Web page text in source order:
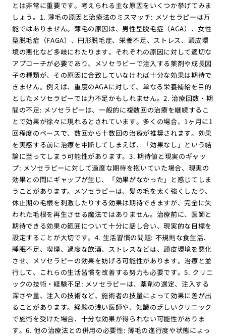
とは非常に重要です。考えられる主な原因をいくつか挙げてみま
しょう。1. 薄毛の原因と治療法のミスマッチ: メソセラピーは万
能ではありません。薄毛の原因は、男性型脱毛症（AGA）、女性
型脱毛症（FAGA）、円形脱毛症、栄養不足、ストレス、頭皮環
境の悪化など多岐にわたります。それぞれの原因に対して適切な
アプローチが必要であり、メソセラピーで注入する薬剤や成長因
子の種類が、その原因に合致していなければ十分な効果は期待で
きません。例えば、重度のAGAに対して、単なる栄養補給を目的
としたメソセラピーでは力不足かもしれません。2. 治療回数・期
間の不足: メソセラピーは、一般的に複数回の治療を継続するこ
とで効果が徐々に現れるとされています。多くの場合、1ヶ月に1
回程度のペースで、数回から十数回の治療が推奨されます。効果
を実感する前に治療を中断してしまえば、「効果なし」という結
論に至ってしまう可能性があります。3. 期待値と現実のギャッ
プ: メソセラピーに対して過度な期待を抱いていた場合、現実の
効果との間にギャップが生じ、「効果がなかった」と感じてしま
うことがあります。メソセラピーは、髪の毛を太く強くしたり、
休止期の毛根を刺激したりする効果は期待できますが、完全に失
われた毛根を再生させる魔法ではありません。治療前に、医師と
期待できる効果の範囲について十分に話し合い、現実的な目標を
設定することが大切です。4. 生活習慣の問題: 不規則な食生活、
睡眠不足、喫煙、過度な飲酒、ストレスなどは、頭皮環境を悪化
させ、メソセラピーの効果を妨げる可能性があります。治療と並
行して、これらの生活習慣を改善する努力も必要です。5. クリニ
ックの技術・経験不足: メソセラピーは、薬剤の選定、注入する
深さや量、注入の技術など、施術者の技量によって効果に差が出
ることがあります。経験の浅い医師や、知識の乏しいクリニック
で施術を受けた場合、十分な効果が得られない可能性がありま
す。6. 他の治療法との併用の必要性: 薄毛の進行度や状態によっ